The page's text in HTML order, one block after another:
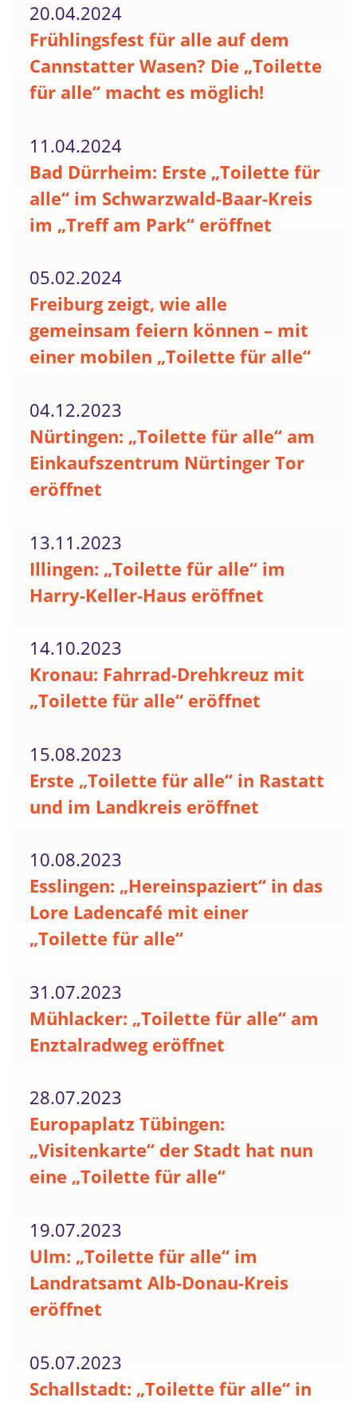
20.04.2024
Frühlingsfest für alle auf dem
Cannstatter Wasen? Die „Toilette
für alle“ macht es möglich!
11.04.2024
Bad Dürrheim: Erste „Toilette für
alle“ im Schwarzwald-Baar-Kreis
im „Treff am Park“ eröffnet
05.02.2024
Freiburg zeigt, wie alle
gemeinsam feiern können – mit
einer mobilen „Toilette für alle“
04.12.2023
Nürtingen: „Toilette für alle“ am
Einkaufszentrum Nürtinger Tor
eröffnet
13.11.2023
Illingen: „Toilette für alle“ im
Harry-Keller-Haus eröffnet
14.10.2023
Kronau: Fahrrad-Drehkreuz mit
„Toilette für alle“ eröffnet
15.08.2023
Erste „Toilette für alle“ in Rastatt
und im Landkreis eröffnet
10.08.2023
Esslingen: „Hereinspaziert“ in das
Lore Ladencafé mit einer
„Toilette für alle“
31.07.2023
Mühlacker: „Toilette für alle“ am
Enztalradweg eröffnet
28.07.2023
Europaplatz Tübingen:
„Visitenkarte“ der Stadt hat nun
eine „Toilette für alle“
19.07.2023
Ulm: „Toilette für alle“ im
Landratsamt Alb-Donau-Kreis
eröffnet
05.07.2023
Schallstadt: „Toilette für alle“ in